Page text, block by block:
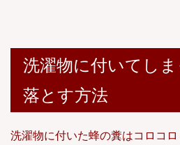
洗濯物に付いてし
落とす方法
洗濯物に付いた蜂の糞はコロコロ